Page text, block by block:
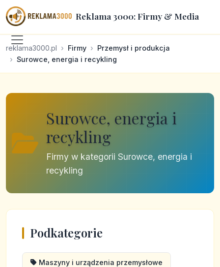
Reklama 3000: Firmy & Media
reklama3000.pl Firmy
Przemysł i produkcja
Surowce, energia i recykling
Surowce, energia i
recykling
Firmy w kategorii Surowce, energia i
recykling
Podkategorie
Maszyny i urządzenia przemysłowe